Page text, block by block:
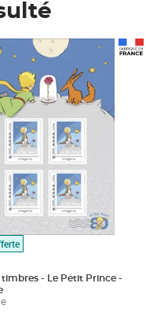
- Le Petit Prince -